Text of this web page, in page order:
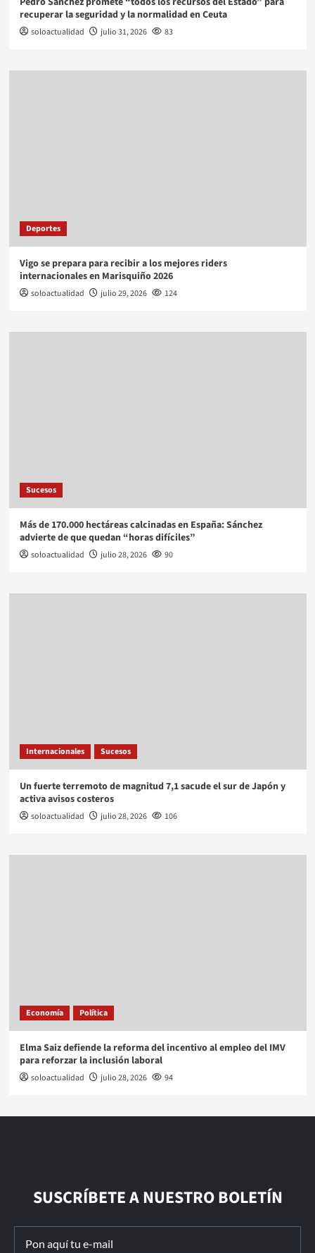
recuperar la seguridad y la normalidad en Ceuta
soloactualidad julio 31, 2026 83
Deportes
Vigo se prepara para recibir a los mejores riders
internacionales en Marisquiño 2026
soloactualidad julio 29, 2026 124
Sucesos
Más de 170.000 hectáreas calcinadas en España: Sánchez
advierte de que quedan “horas difíciles”
soloactualidad julio 28, 2026 90
Internacionales Sucesos
Un fuerte terremoto de magnitud 7,1 sacude el sur de Japón y
activa avisos costeros
soloactualidad julio 28, 2026 106
Economía Política
Elma Saiz defiende la reforma del incentivo al empleo del IMV
para reforzar la inclusión laboral
soloactualidad julio 28, 2026 94
SUSCRÍBETE A NUESTRO BOLETÍN